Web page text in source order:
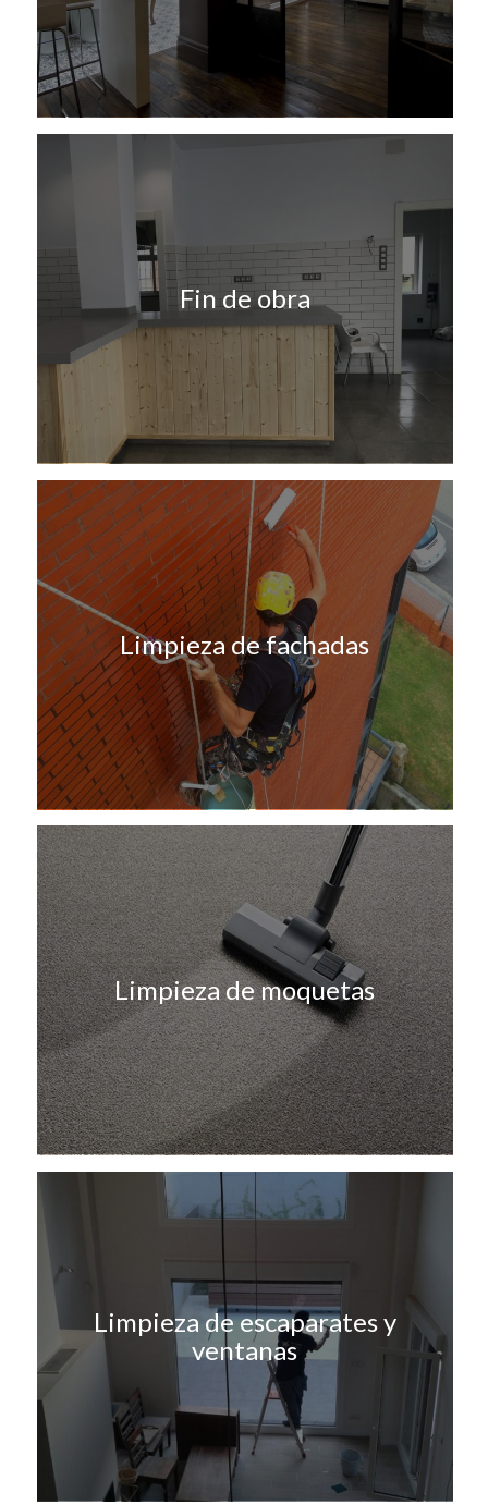
Fin de obra
Limpieza de fachadas
Limpieza de moquetas
Limpieza de escaparates y
ventanas